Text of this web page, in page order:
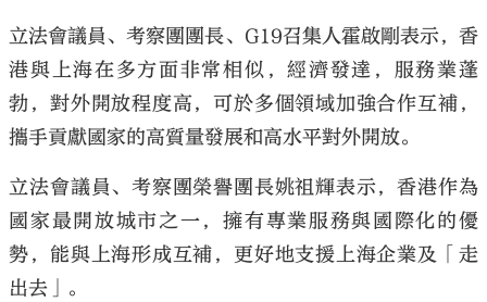
立法會議員、考察團團長、G19召集人霍啟剛表示，香
港與上海在多方面非常相似，經濟發達，服務業蓬
勃，對外開放程度高，可於多個領域加強合作互補，
攜手貢獻國家的高質量發展和高水平對外開放。
立法會議員、考察團榮譽團長姚祖輝表示，香港作為
國家最開放城市之一，擁有專業服務與國際化的優
勢，能與上海形成互補，更好地支援上海企業及「走
出去」。